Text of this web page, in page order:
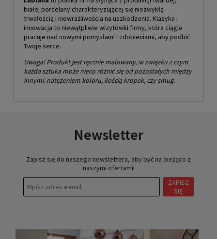
białej porcelany charakteryzującej się niezwykłą
trwałością i niewrażliwością na uszkodzenia. Klasyka i
innowacja to niewątpliwie wizytówki firmy, która ciągle
pracuje nad nowymi pomysłami i zdobieniami, aby podbić
Twoje serce.
Uwaga! Produkt jest ręcznie malowany, w związku z czym
każda sztuka może nieco różnić się od pozostałych między
innymi: natężeniem koloru, ilością kropek, czy smug.
Newsletter
Zapisz się do naszego newslettera, aby być na bieżąco z
naszymi ofertami!
ZAPISZ
SIĘ